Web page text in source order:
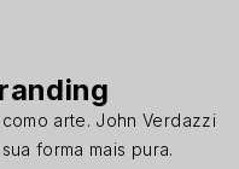
arte. John Verdazzi
forma mais pura.